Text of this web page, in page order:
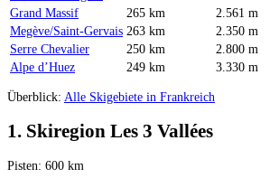
Grand Massif
265 km
2.561 m
Megève/Saint-Gervais 263 km
2.350 m
Serre Chevalier
250 km
2.800 m
Alpe d’Huez
249 km 3.330 m
Überblick: Alle Skigebiete in Frankreich
1. Skiregion Les 3 Vallées
Pisten: 600 km